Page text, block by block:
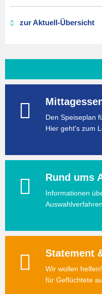
zur Aktuell-Übersicht
Den Speiseplan
Hier geht's zum
Rund ums
Informationen
Statement
Wir wollen
für Geflüchtete